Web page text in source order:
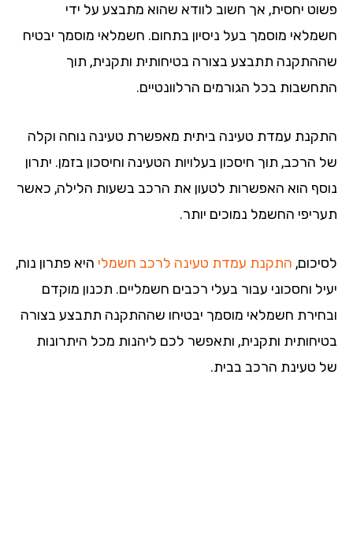
יחסית, אך חשוב לוודא שהוא מתבצע על ידי
מוסמך בעל ניסיון בתחום. חשמלאי מוסמך יבטיח
תתבצע בצורה בטיחותית ותקנית, תוך
בכל הגורמים הרלוונטיים.
עמדת טעינה ביתית מאפשרת טעינה נוחה וקלה
הרכב, תוך חיסכון בעלויות הטעינה וחיסכון בזמן. יתרון
הוא האפשרות לטעון את הרכב בשעות הלילה, כאשר
החשמל נמוכים יותר.
התקנת עמדת טעינה לרכב חשמליהיא פתרון נוח,
וחסכוני עבור בעלי רכבים חשמליים. תכנון מוקדם
חשמלאי מוסמך יבטיחו שההתקנה תתבצע בצורה
ותקנית, ותאפשר לכם ליהנות מכל היתרונות
טעינת הרכב בבית.